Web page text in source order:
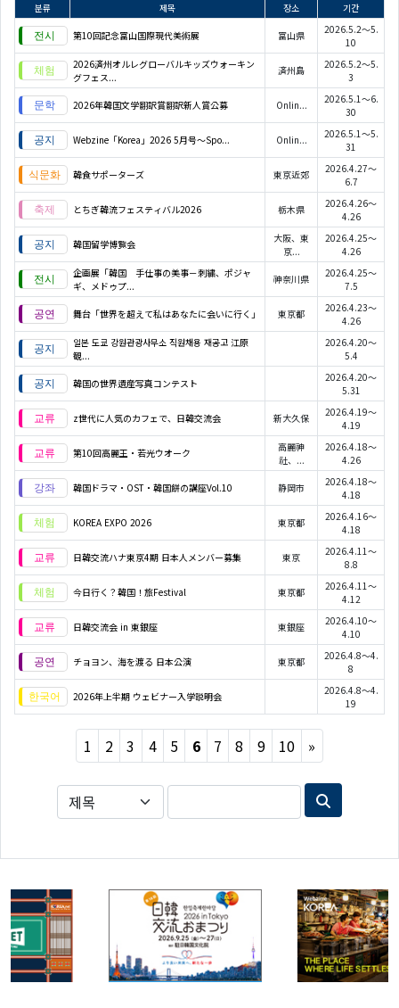
분류 제목 장소 기간
第10回記念富山国際現代美術展 富山県
2026.5.2～5.
10
2026済州オルレグローバルキッズウォーキン
グフェス...
済州島
2026.5.2～5.
3
2026年韓国文学翻訳賞翻訳新人賞公募 Onlin...
2026.5.1～6.
30
Webzine「Korea」2026 5月号～Spo... Onlin...
2026.5.1～5.
31
韓食サポーターズ 東京近郊
2026.4.27～
6.7
とちぎ韓流フェスティバル2026 栃木県
2026.4.26～
4.26
韓国留学博覧会
大阪、東
京...
2026.4.25～
4.26
企画展「韓国 手仕事の美事－刺繍、ポジャ
ギ、メドゥプ...
神奈川県
2026.4.25～
7.5
舞台「世界を超えて私はあなたに会いに行く」 東京都
2026.4.23～
4.26
일본 도쿄 강원관광사무소 직원채용 재공고 江原
観...
2026.4.20～
5.4
韓国の世界遺産写真コンテスト
2026.4.20～
5.31
z世代に人気のカフェで、日韓交流会 新大久保
2026.4.19～
4.19
第10回高麗王・若光ウオーク
高麗神
社、...
2026.4.18～
4.26
韓国ドラマ・OST・韓国餅の講座Vol.10 静岡市
2026.4.18～
4.18
KOREA EXPO 2026 東京都
2026.4.16～
4.18
日韓交流ハナ東京4期 日本人メンバー募集 東京
2026.4.11～
8.8
今日行く？韓国！旅Festival 東京都
2026.4.11～
4.12
日韓交流会 in 東銀座 東銀座
2026.4.10～
4.10
チョヨン、海を渡る 日本公演 東京都
2026.4.8～4.
8
2026年上半期 ウェビナー入学説明会
2026.4.8～4.
19
1 2 3 4 5 6 7 8 9 10 »